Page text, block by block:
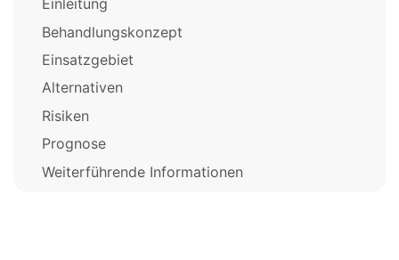
Einleitung
Behandlungskonzept
Einsatzgebiet
Alternativen
Risiken
Prognose
Weiterführende Informationen